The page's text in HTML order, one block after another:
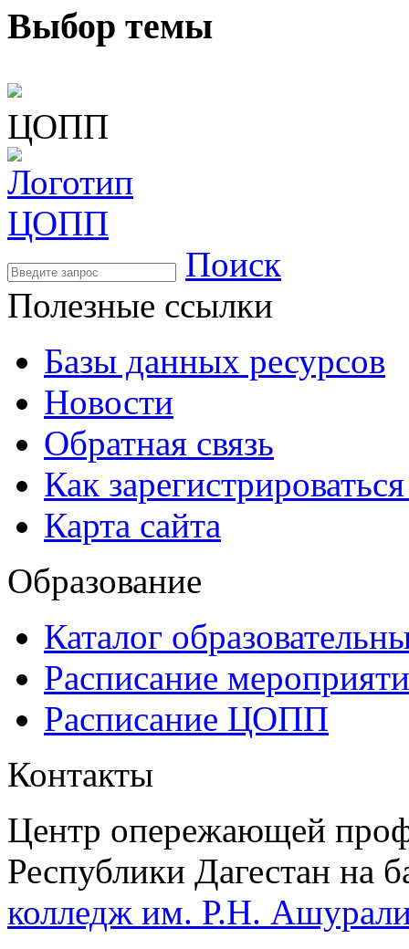
Выбор темы
ЦОПП
Поиск
Полезные ссылки
Базы данных ресурсов
Новости
Обратная связь
Как
Карта сайта
Образование
Каталог
Расписание
Расписание ЦОПП
Контакты
Центр опережающей
Республики Дагестан на
колледж им. Р.Н.